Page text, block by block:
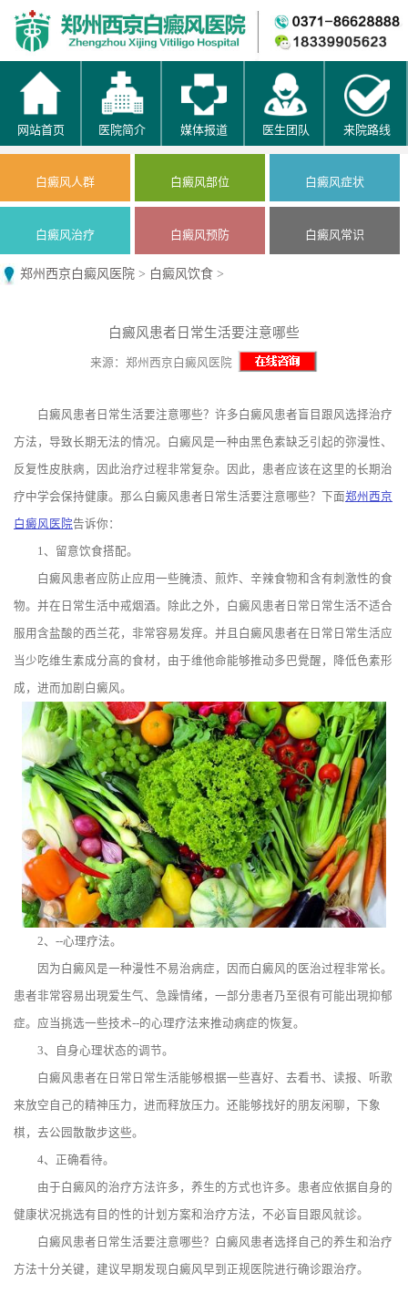
网站首页 医院简介 媒体报道 医生团队 来院路线
白癜风人群 白癜风部位 白癜风症状
白癜风治疗 白癜风预防 白癜风常识
郑州西京白癜风医院 > 白癜风饮食 >
白癜风患者日常生活要注意哪些
来源：郑州西京白癜风医院
白癜风患者日常生活要注意哪些？许多白癜风患者盲目跟风选择治疗
方法，导致长期无法的情况。白癜风是一种由黑色素缺乏引起的弥漫性、
反复性皮肤病，因此治疗过程非常复杂。因此，患者应该在这里的长期治
疗中学会保持健康。那么白癜风患者日常生活要注意哪些？下面郑州西京
白癜风医院告诉你：
1、留意饮食搭配。
白癜风患者应防止应用一些腌渍、煎炸、辛辣食物和含有刺激性的食
物。并在日常生活中戒烟酒。除此之外，白癜风患者日常日常生活不适合
服用含盐酸的西兰花，非常容易发痒。并且白癜风患者在日常日常生活应
当少吃维生素成分高的食材，由于维他命能够推动多巴覺醒，降低色素形
成，进而加剧白癜风。
2、--心理疗法。
因为白癜风是一种漫性不易治病症，因而白癜风的医治过程非常长。
患者非常容易出現爱生气、急躁情绪，一部分患者乃至很有可能出現抑郁
症。应当挑选一些技术--的心理疗法来推动病症的恢复。
3、自身心理状态的调节。
白癜风患者在日常日常生活能够根据一些喜好、去看书、读报、听歌
来放空自己的精神压力，进而释放压力。还能够找好的朋友闲聊，下象
棋，去公园散散步这些。
4、正确看待。
由于白癜风的治疗方法许多，养生的方式也许多。患者应依据自身的
健康状况挑选有目的性的计划方案和治疗方法，不必盲目跟风就诊。
白癜风患者日常生活要注意哪些？白癜风患者选择自己的养生和治疗
方法十分关键，建议早期发现白癜风早到正规医院进行确诊跟治疗。